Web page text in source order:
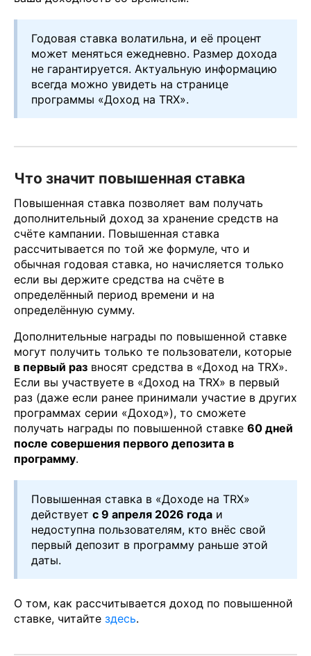
Годовая ставка волатильна, и её процент
может меняться ежедневно. Размер дохода
не гарантируется. Актуальную информацию
всегда можно увидеть на странице
программы «Доход на TRX».
Что значит повышенная ставка
Повышенная ставка позволяет вам получать
дополнительный доход за хранение средств на
счёте кампании. Повышенная ставка
рассчитывается по той же формуле, что и
обычная годовая ставка, но начисляется только
если вы держите средства на счёте в
определённый период времени и на
определённую сумму.
Дополнительные награды по повышенной ставке
могут получить только те пользователи, которые
в первый раз вносят средства в «Доход на TRX».
Если вы участвуете в «Доход на TRX» в первый
раз (даже если ранее принимали участие в других
программах серии «Доход»), то сможете
получать награды по повышенной ставке 60 дней
после совершения первого депозита в
программу.
Повышенная ставка в «Доходе на TRX»
действует с 9 апреля 2026 года и
недоступна пользователям, кто внёс свой
первый депозит в программу раньше этой
даты.
О том, как рассчитывается доход по повышенной
ставке, читайте здесь.